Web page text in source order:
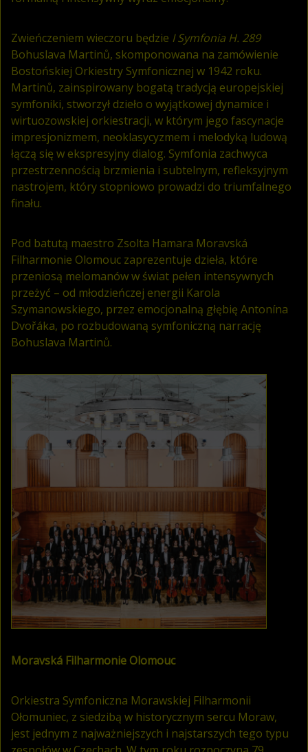
Zwieńczeniem wieczoru będzie I Symfonia H. 289
Bohuslava Martinů, skomponowana na zamówienie
Bostońskiej Orkiestry Symfonicznej w 1942 roku.
Martinů, zainspirowany bogatą tradycją europejskiej
symfoniki, stworzył dzieło o wyjątkowej dynamice i
wirtuozowskiej orkiestracji, w którym jego fascynacje
impresjonizmem, neoklasycyzmem i melodyką ludową
łączą się w ekspresyjny dialog. Symfonia zachwyca
przestrzennością brzmienia i subtelnym, refleksyjnym
nastrojem, który stopniowo prowadzi do triumfalnego
finału.
Pod batutą maestro Zsolta Hamara Moravská
Filharmonie Olomouc zaprezentuje dzieła, które
przeniosą melomanów w świat pełen intensywnych
przeżyć – od młodzieńczej energii Karola
Szymanowskiego, przez emocjonalną głębię Antonína
Dvořáka, po rozbudowaną symfoniczną narrację
Bohuslava Martinů.
Moravská Filharmonie Olomouc
Orkiestra Symfoniczna Morawskiej Filharmonii
Ołomuniec, z siedzibą w historycznym sercu Moraw,
jest jednym z najważniejszych i najstarszych tego typu